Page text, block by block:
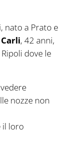
nato a Prato e
, 42 anni,
dove le
nozze non
il loro